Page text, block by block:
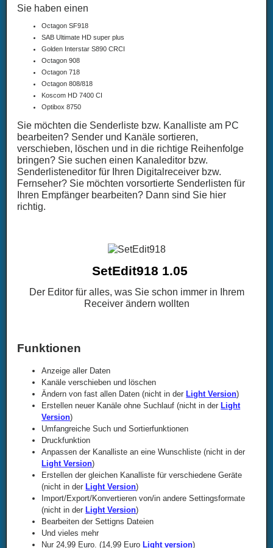
Sie haben einen
Octagon SF918
SAB Ultimate HD super plus
Golden Interstar S890 CRCI
Octagon 908
Octagon 718
Octagon 808/818
Koscom HD 7400 CI
Optibox 8750
Sie möchten die Senderliste bzw. Kanalliste am PC
bearbeiten? Sender und Kanäle sortieren,
verschieben, löschen und in die richtige Reihenfolge
bringen? Sie suchen einen Kanaleditor bzw.
Senderlisteneditor für Ihren Digitalreceiver bzw.
Fernseher? Sie möchten vorsortierte Senderlisten für
Ihren Empfänger bearbeiten? Dann sind Sie hier
richtig.
SetEdit918 1.05
Der Editor für alles, was Sie schon immer in Ihrem
Receiver ändern wollten
Funktionen
Anzeige aller Daten
Kanäle verschieben und löschen
Ändern von fast allen Daten (nicht in der Light Version)
Erstellen neuer Kanäle ohne Suchlauf (nicht in der Light
Version)
Umfangreiche Such und Sortierfunktionen
Druckfunktion
Anpassen der Kanalliste an eine Wunschliste (nicht in der
Light Version)
Erstellen der gleichen Kanalliste für verschiedene Geräte
(nicht in der Light Version)
Import/Export/Konvertieren von/in andere Settingsformate
(nicht in der Light Version)
Bearbeiten der Settigns Dateien
Und vieles mehr
Nur 24,99 Euro. (14,99 Euro Light version)